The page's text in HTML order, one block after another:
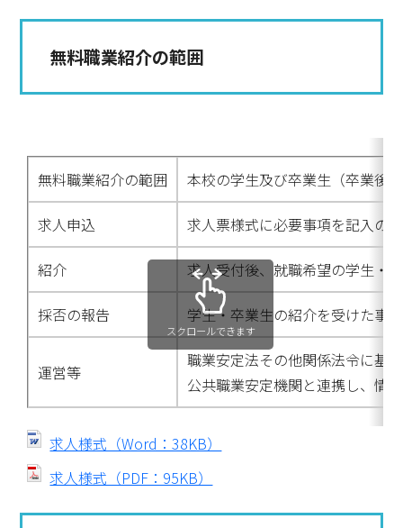
無料職業紹介の範囲
無料職業紹介の範囲 本校の学生及び卒業生（卒業後1
求人申込 求人票様式に必要事項を記入の
紹介 求人受付後、就職希望の学生・
採否の報告 学生・卒業生の紹介を受けた事
運営等
職業安定法その他関係法令に基
公共職業安定機関と連携し、情
スクロールできます
求人様式（Word：38KB）
求人様式（PDF：95KB）